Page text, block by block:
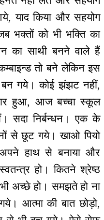
याद किया और सहयोग
भक्तों को भी भक्ति का
का साथी बनने वाले हैं
तो बने लेकिन इस
बन गये। कोई झंझट नहीं,
हुआ, आज बच्चा स्कूल
सदा निर्बन्धन। एक के
से छूट गये। खाओ पियो
हाथ से बनाया और
हो। कितने श्रेष्ठ
अच्छे हो। समझते हो ना
आत्मा की बात छोड़ो,